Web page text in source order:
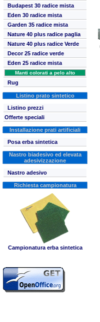
Budapest 30 radice mista
Eden 30 radice mista
Garden 35 radice mista
Nature 40 plus radice paglia
Nature 40 plus radice Verde
Decor 25 radice verde
Eden 25 radice mista
Manti colorati a pelo alto
Rug
Listino prato sintetico
Listino prezzi
Offerte speciali
Installazione prati artificiali
Posa erba sintetica
Nastro biadesivo ed elevata
adesivizzazione
Nastro adesivo
Richiesta campionatura
Campionatura erba sintetica